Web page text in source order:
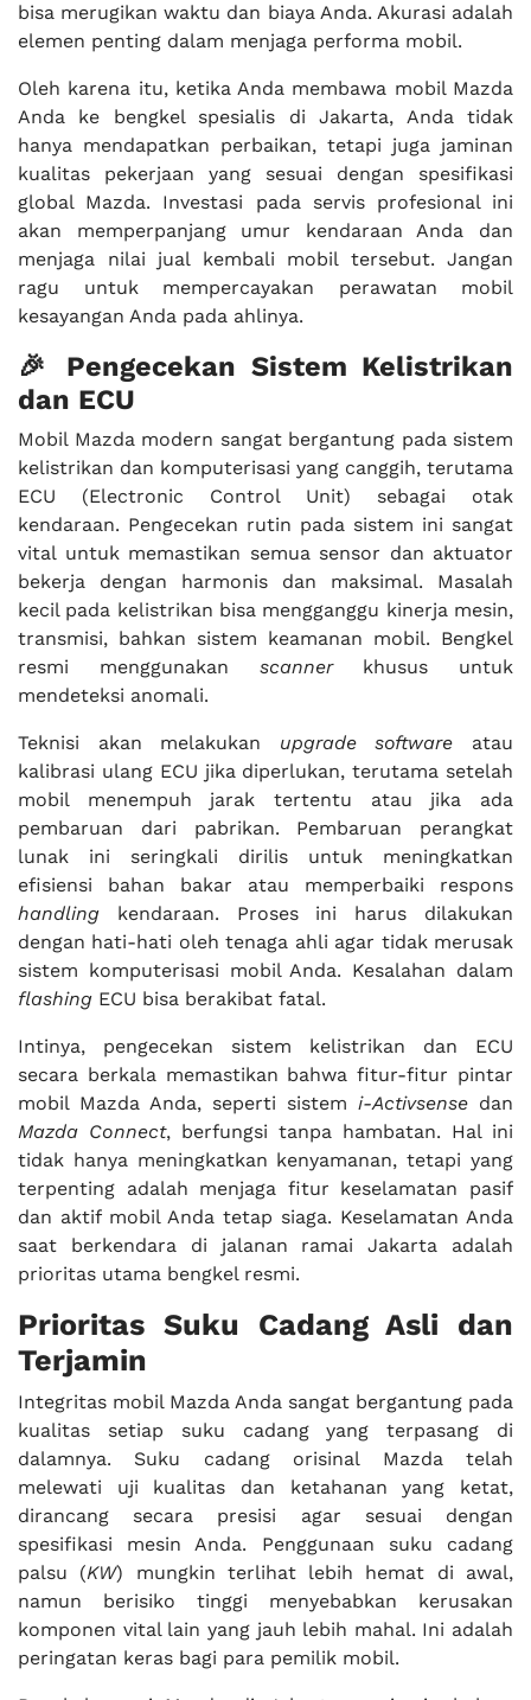
bisa merugikan waktu dan biaya Anda. Akurasi adalah
elemen penting dalam menjaga performa mobil.
Oleh karena itu, ketika Anda membawa mobil Mazda
Anda ke bengkel spesialis di Jakarta, Anda tidak
hanya mendapatkan perbaikan, tetapi juga jaminan
kualitas pekerjaan yang sesuai dengan spesifikasi
global Mazda. Investasi pada servis profesional ini
akan memperpanjang umur kendaraan Anda dan
menjaga nilai jual kembali mobil tersebut. Jangan
ragu untuk mempercayakan perawatan mobil
kesayangan Anda pada ahlinya.
🎉 Pengecekan Sistem Kelistrikan
dan ECU
Mobil Mazda modern sangat bergantung pada sistem
kelistrikan dan komputerisasi yang canggih, terutama
ECU (Electronic Control Unit) sebagai otak
kendaraan. Pengecekan rutin pada sistem ini sangat
vital untuk memastikan semua sensor dan aktuator
bekerja dengan harmonis dan maksimal. Masalah
kecil pada kelistrikan bisa mengganggu kinerja mesin,
transmisi, bahkan sistem keamanan mobil. Bengkel
resmi menggunakan scannerkhusus untuk
mendeteksi anomali.
Teknisi akan melakukan upgrade software atau
kalibrasi ulang ECU jika diperlukan, terutama setelah
mobil menempuh jarak tertentu atau jika ada
pembaruan dari pabrikan. Pembaruan perangkat
lunak ini seringkali dirilis untuk meningkatkan
efisiensi bahan bakar atau memperbaiki respons
handling kendaraan. Proses ini harus dilakukan
dengan hati-hati oleh tenaga ahli agar tidak merusak
sistem komputerisasi mobil Anda. Kesalahan dalam
flashing ECU bisa berakibat fatal.
Intinya, pengecekan sistem kelistrikan dan ECU
secara berkala memastikan bahwa fitur-fitur pintar
mobil Mazda Anda, seperti sistem i-Activsense dan
Mazda Connect, berfungsi tanpa hambatan. Hal ini
tidak hanya meningkatkan kenyamanan, tetapi yang
terpenting adalah menjaga fitur keselamatan pasif
dan aktif mobil Anda tetap siaga. Keselamatan Anda
saat berkendara di jalanan ramai Jakarta adalah
prioritas utama bengkel resmi.
Prioritas Suku Cadang Asli dan
Terjamin
Integritas mobil Mazda Anda sangat bergantung pada
kualitas setiap suku cadang yang terpasang di
dalamnya. Suku cadang orisinal Mazda telah
melewati uji kualitas dan ketahanan yang ketat,
dirancang secara presisi agar sesuai dengan
spesifikasi mesin Anda. Penggunaan suku cadang
palsu (KW) mungkin terlihat lebih hemat di awal,
namun berisiko tinggi menyebabkan kerusakan
komponen vital lain yang jauh lebih mahal. Ini adalah
peringatan keras bagi para pemilik mobil.